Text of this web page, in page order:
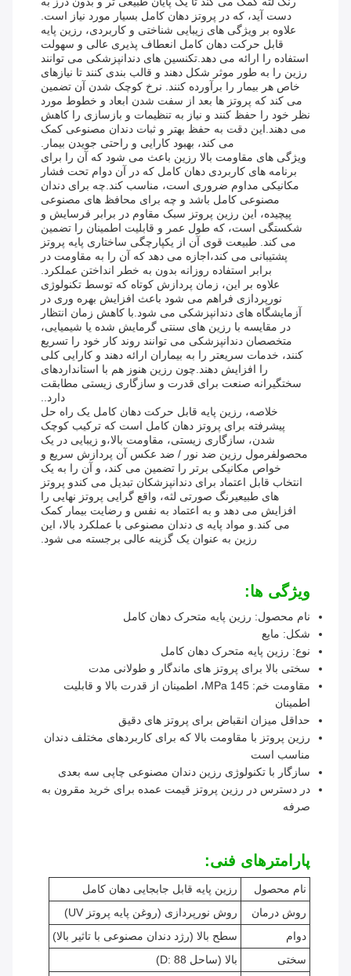
دست آید، که در پروتز دهان کامل بسیار مورد نیاز است.
علاوه بر ویژگی های زیبایی شناختی و کاربردی، رزین پایه
قابل حرکت دهان کامل انعطاف پذیری عالی و سهولت
استفاده را ارائه می دهد.تکنسین های دندانپزشکی می توانند
رزین را به طور موثر شکل دهند و قالب بندی کنند تا نیازهای
خاص هر بیمار را برآورده کنند. نرخ کوچک شدن آن تضمین
می کند که پروتز ها بعد از سفت شدن ابعاد و خطوط مورد
نظر خود را حفظ کنند و نیاز به تنظیمات و بازسازی را کاهش
می دهند.این دقت به حفظ بهتر و ثبات دندان مصنوعی کمک
می کند، بهبود کارایی و راحتی جویدن بیمار.
ویژگی های مقاومت بالا رزین باعث می شود که آن را برای
برنامه های کاربردی دهان کامل که در آن دوام تحت فشار
مکانیکی مداوم ضروری است، مناسب کند.چه برای دندان
مصنوعی کامل باشد و چه برای محافظ های مصنوعی
پیچیده، این رزین پروتز سبک مقاوم در برابر فرسایش و
شکستگی است، که طول عمر و قابلیت اطمینان را تضمین
می کند. طبیعت قوی آن از یکپارچگی ساختاری پایه پروتز
پشتیبانی می کند،اجازه می دهد که آن را به مقاومت در
برابر استفاده روزانه بدون به خطر انداختن عملکرد.
علاوه بر این، زمان پردازش کوتاه که توسط تکنولوژی
نورپردازی فراهم می شود باعث افزایش بهره وری در
آزمایشگاه های دندانپزشکی می شود.با کاهش زمان انتظار
در مقایسه با رزین های سنتی گرمایش شده یا شیمیایی،
متخصصان دندانپزشکی می توانند روند کار خود را تسریع
کنند، خدمات سریعتر را به بیماران ارائه دهند و کارایی کلی
را افزایش دهند.چون رزین هنوز هم با استانداردهای
سختگیرانه صنعت برای قدرت و سازگاری زیستی مطابقت
دارد..
خلاصه، رزین پایه قابل حرکت دهان کامل یک راه حل
پیشرفته برای پروتز دهان کامل است که ترکیب کوچک
شدن، سازگاری زیستی، مقاومت بالا،و زیبایی در یک
محصولفرمول رزین ضد نور / ضد عکس آن پردازش سریع و
خواص مکانیکی برتر را تضمین می کند، و آن را به یک
انتخاب قابل اعتماد برای دندانپزشکان تبدیل می کندو پروتز
های طبیعیرنگ صورتی لثه، واقع گرایی پروتز نهایی را
افزایش می دهد و به اعتماد به نفس و رضایت بیمار کمک
می کند.و مواد پایه ی دندان مصنوعی با عملکرد بالا، این
رزین به عنوان یک گزینه عالی برجسته می شود.
ویژگی ها:
نام محصول: رزین پایه متحرک دهان کامل
شکل: مایع
نوع: رزین پایه متحرک دهان کامل
سختی بالا برای پروتز های ماندگار و طولانی مدت
مقاومت خم: 145 MPa، اطمینان از قدرت بالا و قابلیت
اطمینان
حداقل میزان انقباض برای پروتز های دقیق
رزین پروتز با مقاومت بالا که برای کاربردهای مختلف دندان
مناسب است
سازگار با تکنولوژی رزین دندان مصنوعی چاپی سه بعدی
در دسترس در رزین پروتز قیمت عمده برای خرید مقرون به
صرفه
پارامترهای فنی:
نام محصول
رزین پایه قابل جابجایی دهان کامل
روش درمان
روش نورپردازی (روغن پایه پروتز UV)
دوام
سطح بالا (رژد دندان مصنوعی با تاثیر بالا)
سختی
بالا (ساحل D: 88)